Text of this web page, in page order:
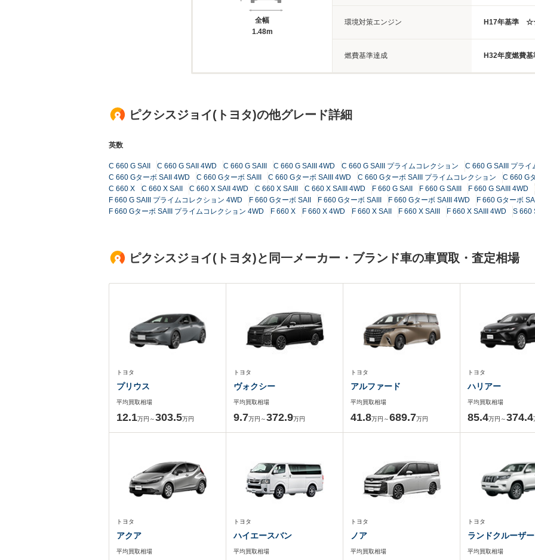
全幅
1.48m
環境対策エンジン H17年基準
燃費基準達成 H32年度燃費
ピクシスジョイ(トヨタ)の他グレード詳細
英数
C 660 G SAII C 660 G SAII 4WD C 660 G SAIII C 660 G SAIII 4WD C 660 G SAIII プライムコレクション C 660 G SAIII プライ
C 660 Gターボ SAII 4WD
C 660 Gターボ SAIII C 660 Gターボ SAIII 4WD C 660 Gターボ SAIII プライムコレクション
C 660 G
C 660 X
C 660 X SAII C 660 X SAII 4WD C 660 X SAIII C 660 X SAIII 4WD F 660 G SAII F 660 G SAIII F 660 G SAIII 4WD
F 660 G SAIII プライムコレクション 4WD
F 660 Gターボ SAII F 660 Gターボ SAIII F 660 Gターボ SAIII 4WD
F 660 Gターボ
F 660 Gターボ SAIII プライムコレクション 4WD
F 660 X F 660 X 4WD F 660 X SAII F 660 X SAIII F 660 X SAIII 4WD S 660
ピクシスジョイ(トヨタ)と同一メーカー・ブランド車の車買取・査定相場
トヨタ
プリウス
平均買取相場
12.1万円～303.5万円
トヨタ
ヴォクシー
平均買取相場
9.7万円～372.9万円
トヨタ
アルファード
平均買取相場
41.8万円～689.7万円
トヨタ
ハリアー
平均買取相場
85.4万円～374.4
トヨタ
アクア
平均買取相場
トヨタ
ハイエースバン
平均買取相場
トヨタ
ノア
平均買取相場
トヨタ
ランドクルーザ
平均買取相場